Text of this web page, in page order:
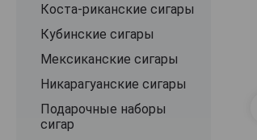
Коста-риканские сигары
Кубинские сигары
Мексиканские сигары
Никарагуанские сигары
Подарочные наборы
сигар